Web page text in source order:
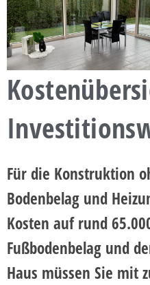
Für die Konstruktion
Bodenbelag und
Kosten auf rund
Fußbodenbelag und
Haus müssen Sie mit